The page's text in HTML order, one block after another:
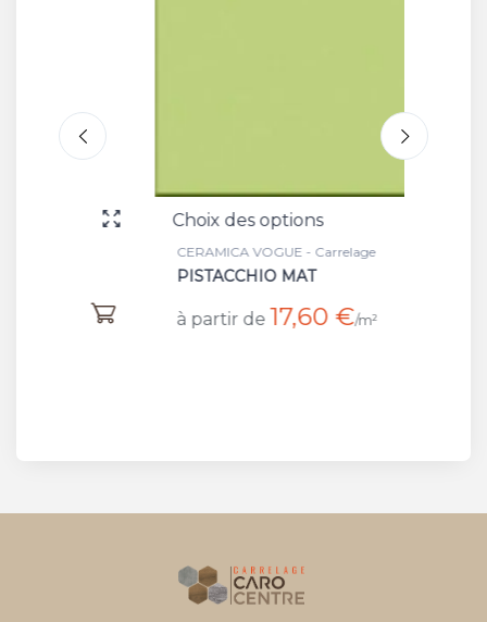
Choix des options
CERAMICA VOGUE - Carrelage
PISTACCHIO MAT
à partir de 17,60 €/m²